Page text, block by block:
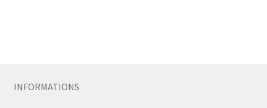
INFORMATIONS